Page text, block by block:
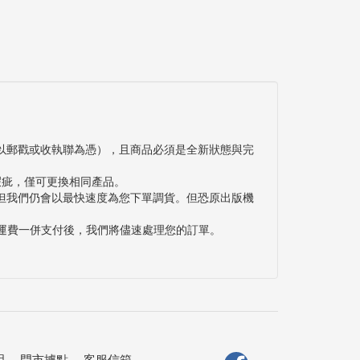
戳或收執聯為憑），且商品必須是全新狀態與完
，僅可更換相同產品。
們仍會以最快速度為您下單調貨。但恐原出版機
一併支付後，我們將儘速處理您的訂單。